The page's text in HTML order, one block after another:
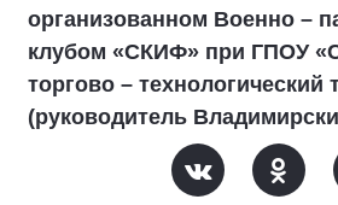
организованном Военно –
клубом «СКИФ» при ГПОУ
торгово – технологический
(руководитель